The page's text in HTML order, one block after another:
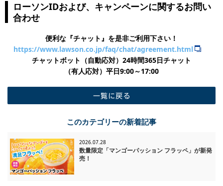
ローソンIDおよび、キャンペーンに関するお問い
合わせ
便利な『チャット』を是非ご利用下さい！
https://www.lawson.co.jp/faq/chat/agreement.html
チャットボット（自動応対）24時間365日チャット
​（有人応対）平日9:00～17:00
このカテゴリーの新着記事
2026.07.28
数量限定「マンゴーパッション フラッペ」が新発
売！